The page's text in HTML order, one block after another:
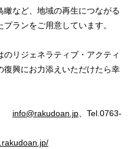
など、地域の再生につながる
ランをご用意しています。
リジェネラティブ・アクティ
復興にお力添えいただけたら幸
info@rakudoan.jp、Tel.0763-